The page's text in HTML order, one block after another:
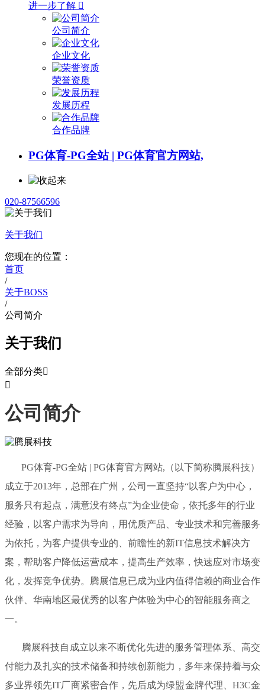
进一步了解 
公司简介
企业文化
荣誉资质
发展历程
合作品牌
PG体育-PG全站 | PG体育官方网站,
020-87566596
关于我们
您现在的位置：
首页
/
关于BOSS
/
公司简介
关于我们
全部分类

公司简介
PG体育-PG全站 | PG体育官方网站,（以下简称腾展科技）
成立于2013年，总部在广州，公司一直坚持“以客户为中心，
服务只有起点，满意没有终点”为企业使命，依托多年的行业
经验，以客户需求为导向，用优质产品、专业技术和完善服务
为依托，为客户提供专业的、前瞻性的新IT信息技术解决方
案，帮助客户降低运营成本，提高生产效率，快速应对市场变
化，发挥竞争优势。腾展信息已成为业内值得信赖的商业合作
伙伴、华南地区最优秀的以客户体验为中心的智能服务商之
一。
腾展科技自成立以来不断优化先进的服务管理体系、高交
付能力及扎实的技术储备和持续创新能力，多年来保持着与众
多业界领先IT厂商紧密合作，先后成为绿盟金牌代理、H3C金